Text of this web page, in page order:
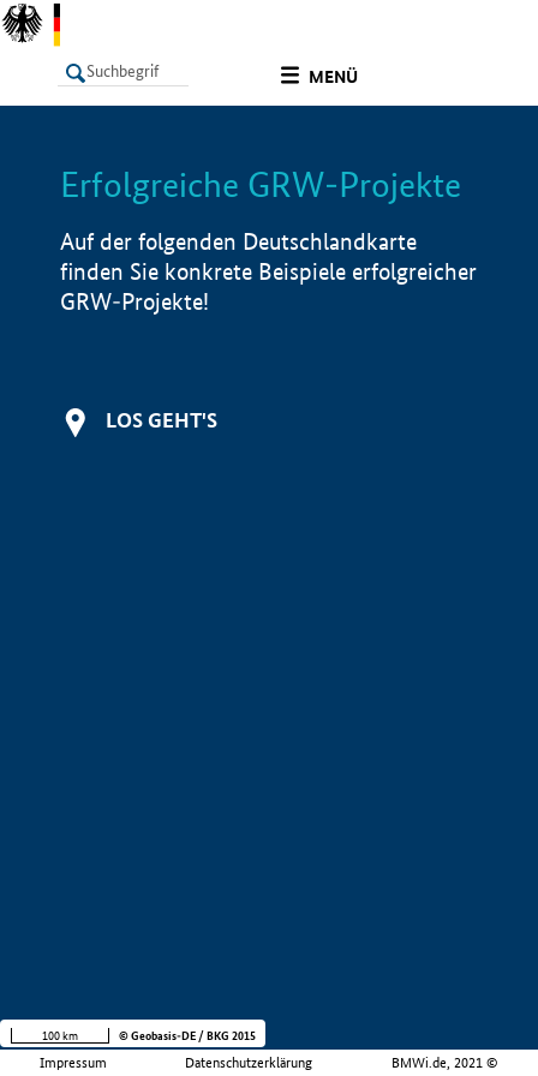
MENÜ
LISTE Info
Erfolgreiche GRW-Projekte
Auf der folgenden Deutschlandkarte
finden Sie konkrete Beispiele erfolgreicher
GRW-Projekte!
LOS GEHT'S
Impressum Datenschutzerklärung BMWi.de, 2021 ©
100 km © Geobasis-DE / BKG 2015